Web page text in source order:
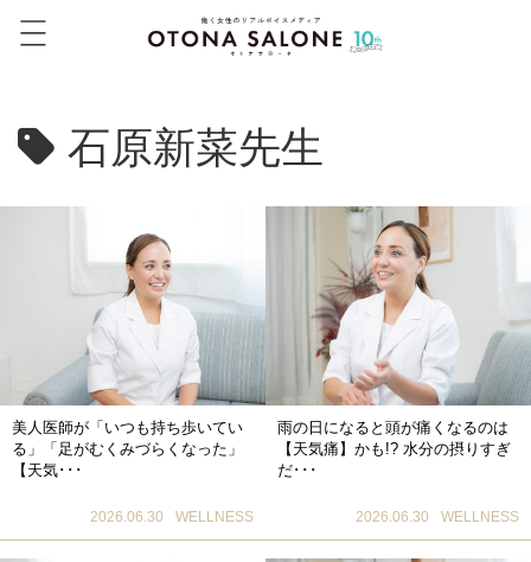
石原新菜先生
美人医師が「いつも持ち歩いてい
る」「足がむくみづらくなった」
【天気･･･
2026.06.30 WELLNESS
雨の日になると頭が痛くなるのは
【天気痛】かも!? 水分の摂りすぎ
だ･･･
2026.06.30 WELLNESS